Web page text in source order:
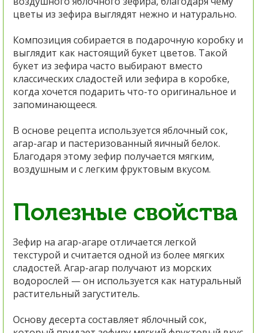
цветы из зефира выглядят нежно и натурально.
Композиция собирается в подарочную коробку и
выглядит как настоящий букет цветов. Такой
букет из зефира часто выбирают вместо
классических сладостей или зефира в коробке,
когда хочется подарить что-то оригинальное и
запоминающееся.
В основе рецепта используется яблочный сок,
агар-агар и пастеризованный яичный белок.
Благодаря этому зефир получается мягким,
воздушным и с легким фруктовым вкусом.
Полезные свойства
Зефир на агар-агаре отличается легкой
текстурой и считается одной из более мягких
сладостей. Агар-агар получают из морских
водорослей — он используется как натуральный
растительный загуститель.
Основу десерта составляет яблочный сок,